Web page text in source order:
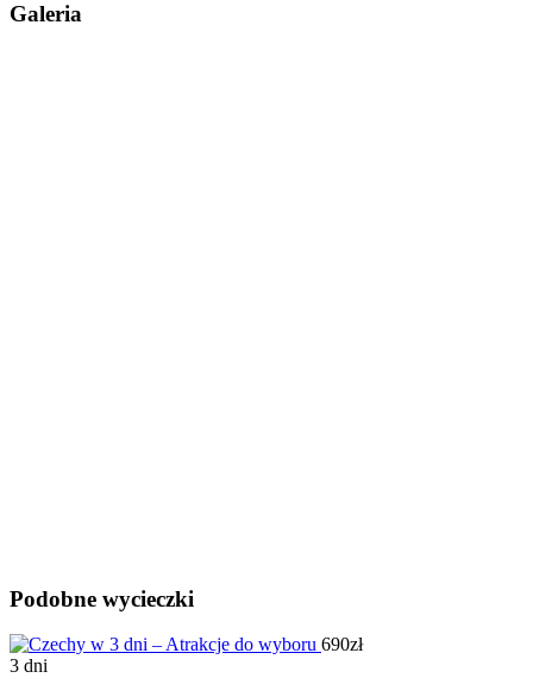
Galeria
Podobne wycieczki
690zł
3 dni